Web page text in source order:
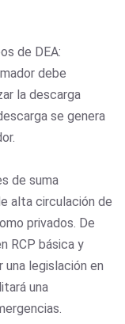
de DEA:
debe
la descarga
se genera
de suma
alta circulación de
privados. De
RCP básica y
legislación en
una